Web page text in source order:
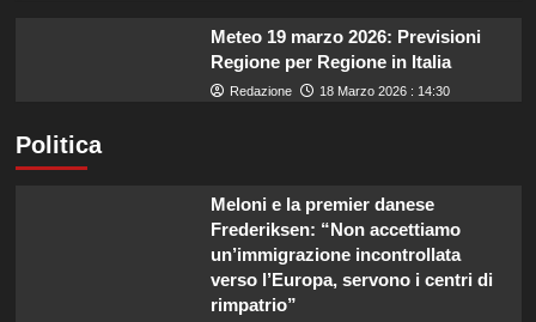
Meteo 19 marzo 2026: Previsioni
Regione per Regione in Italia
Redazione 18 Marzo 2026 : 14:30
Politica
Meloni e la premier danese
Frederiksen: “Non accettiamo
un’immigrazione incontrollata
verso l’Europa, servono i centri di
rimpatrio”